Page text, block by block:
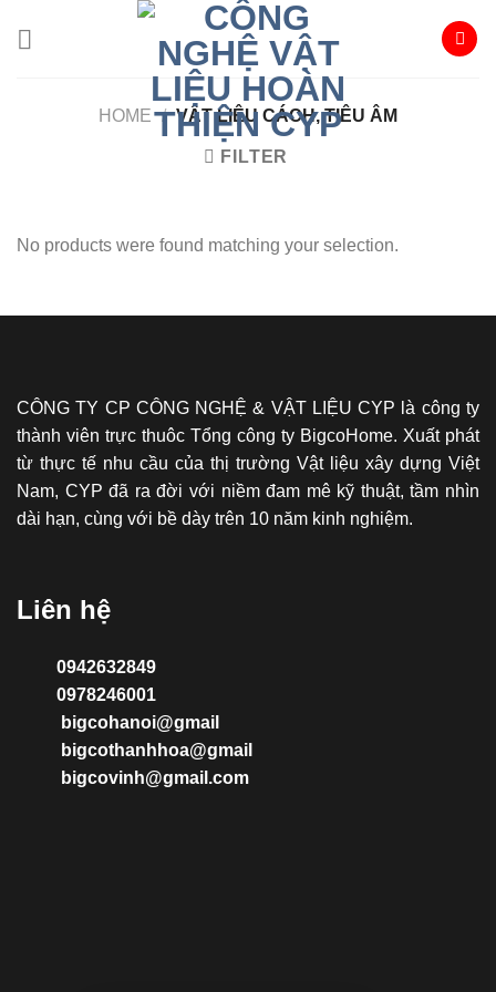
HOME / VẬT LIỆU CÁCH, TIÊU ÂM
FILTER
No products were found matching your selection.
CÔNG TY CP CÔNG NGHỆ & VẬT LIỆU CYP là công ty
thành viên trực thuôc Tổng công ty BigcoHome. Xuất phát
từ thực tế nhu cầu của thị trường Vật liệu xây dựng Việt
Nam, CYP đã ra đời với niềm đam mê kỹ thuật, tầm nhìn
dài hạn, cùng với bề dày trên 10 năm kinh nghiệm.
Liên hệ
0942632849
0978246001
bigcohanoi@gmail
bigcothanhhoa@gmail
bigcovinh@gmail.com